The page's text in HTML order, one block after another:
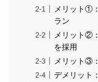
メリット①
ラン
メリット②
を採用
メリット③
デメリット